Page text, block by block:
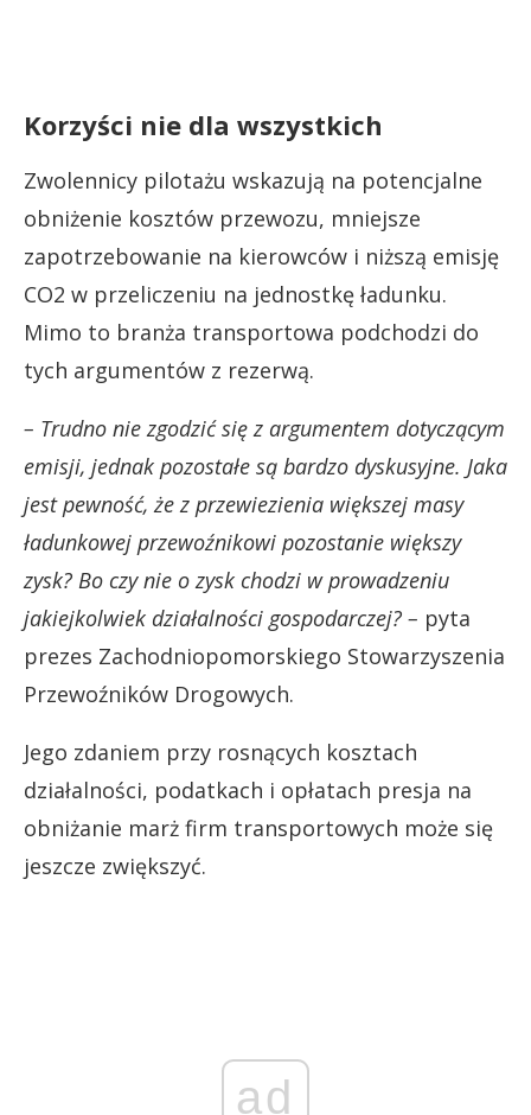
Korzyści nie dla wszystkich
Zwolennicy pilotażu wskazują na potencjalne
obniżenie kosztów przewozu, mniejsze
zapotrzebowanie na kierowców i niższą emisję
CO2 w przeliczeniu na jednostkę ładunku.
Mimo to branża transportowa podchodzi do
tych argumentów z rezerwą.
– Trudno nie zgodzić się z argumentem dotyczącym
emisji, jednak pozostałe są bardzo dyskusyjne. Jaka
jest pewność, że z przewiezienia większej masy
ładunkowej przewoźnikowi pozostanie większy
zysk? Bo czy nie o zysk chodzi w prowadzeniu
jakiejkolwiek działalności gospodarczej? – pyta
prezes Zachodniopomorskiego Stowarzyszenia
Przewoźników Drogowych.
Jego zdaniem przy rosnących kosztach
działalności, podatkach i opłatach presja na
obniżanie marż firm transportowych może się
jeszcze zwiększyć.
ad